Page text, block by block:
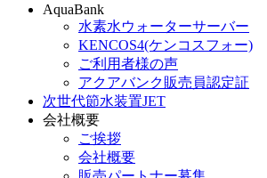
AquaBank
水素水ウォーターサーバー
KENCOS4(ケンコスフォー)
ご利用者様の声
アクアバンク販売員認定証
次世代節水装置JET
会社概要
ご挨拶
会社概要